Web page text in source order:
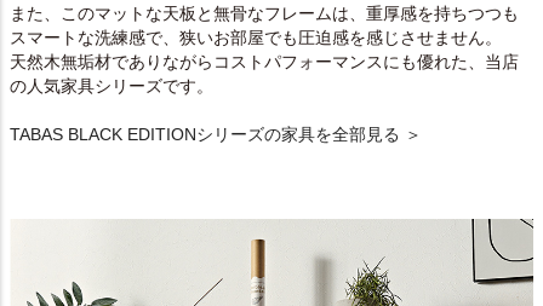
また、このマットな天板と無骨なフレームは、重厚感を持ちつつも
スマートな洗練感で、狭いお部屋でも圧迫感を感じさせません。
天然木無垢材でありながらコストパフォーマンスにも優れた、当店
の人気家具シリーズです。
TABAS BLACK EDITIONシリーズの家具を全部見る ＞